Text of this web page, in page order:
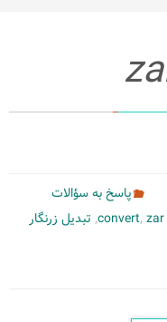
پاسخ به سؤالات
convert,
, تبدیل زرنگار